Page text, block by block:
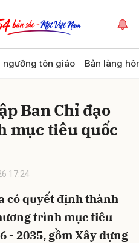
ngưỡng tôn giáo Bản làng
Ban Chỉ đạo
mục tiêu quốc
17:24
có quyết định thành
trình mục tiêu
- 2035, gồm Xây dựng